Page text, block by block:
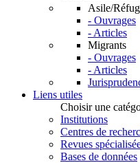
Asile/
- Ouvrages
- Articles
Migrants
- Ouvrages
- Articles
Liens utiles
Choisir une
Institutions
Centres de
Revues
Bases de données